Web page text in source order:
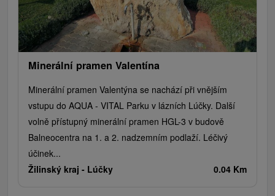
Golfové ihriská
Motokárové dráhy
Amfiteátre a kiná v prírode
Vínne cesty
Cyklotrasy
Minerální pramen Valentína
Minerální pramen Valentýna se nachází při vnějším
vstupu do AQUA - VITAL Parku v lázních Lúčky. Další
volně přístupný minerální pramen HGL-3 v budově
Balneocentra na 1. a 2. nadzemním podlaží. Léčivý
účinek...
Žilinský kraj - Lúčky 0.04 Km